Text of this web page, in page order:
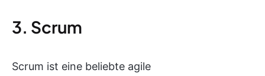
3. Scrum
Scrum ist eine beliebte agile